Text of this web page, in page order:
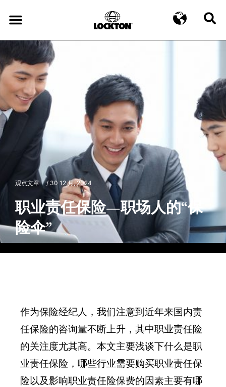
观点文章 / 30 12 月, 2024
职业责任保险—职场人的“保
险伞”
作为保险经纪人，我们注意到近年来国内责
任保险的咨询量不断上升，其中职业责任险
的关注度尤其高。本文主要浅谈下什么是职
业责任保险，哪些行业需要购买职业责任保
险以及影响职业责任险保费的因素主要有哪